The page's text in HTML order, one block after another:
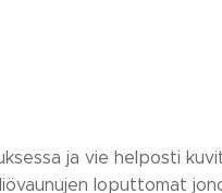
ja vie helposti
loputtomat